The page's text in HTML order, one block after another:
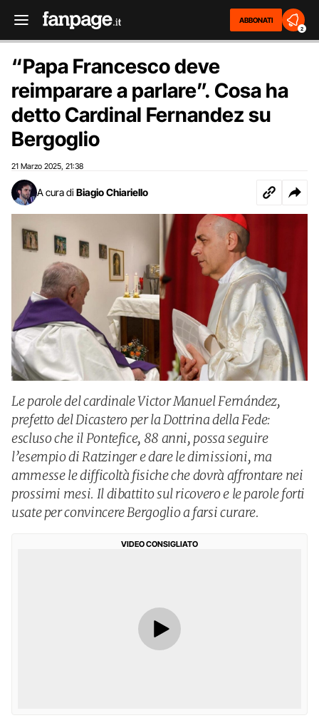
ABBONATI
2
“Papa Francesco deve
reimparare a parlare”. Cosa ha
detto Cardinal Fernandez su
Bergoglio
21 Marzo 2025 21:38
A cura di Biagio Chiariello
Le parole del cardinale Victor Manuel Fernández,
prefetto del Dicastero per la Dottrina della Fede:
escluso che il Pontefice, 88 anni, possa seguire
l’esempio di Ratzinger e dare le dimissioni, ma
ammesse le difficoltà fisiche che dovrà affrontare nei
prossimi mesi. Il dibattito sul ricovero e le parole forti
usate per convincere Bergoglio a farsi curare.
VIDEO CONSIGLIATO